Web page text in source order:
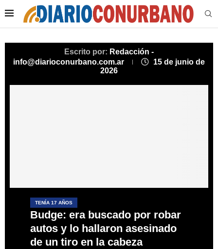
Escrito por: Redacción -
info@diarioconurbano.com.ar
15 de junio de
2026
TENÍA 17 AÑOS
Budge: era buscado por robar
autos y lo hallaron asesinado
de un tiro en la cabeza